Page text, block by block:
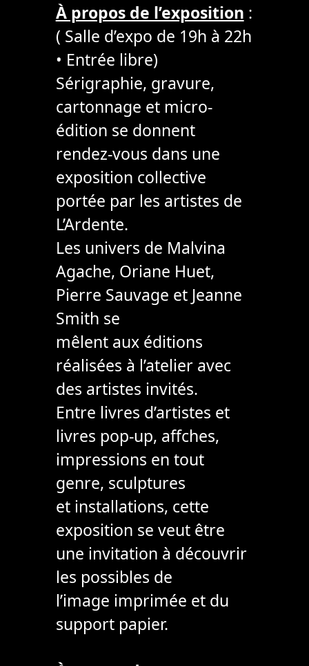
À propos de l’exposition :
( Salle d’expo de 19h à 22h
• Entrée libre)
Sérigraphie, gravure,
cartonnage et micro-
édition se donnent
rendez-vous dans une
exposition collective
portée par les artistes de
L’Ardente.
Les univers de Malvina
Agache, Oriane Huet,
Pierre Sauvage et Jeanne
Smith se
mêlent aux éditions
réalisées à l’atelier avec
des artistes invités.
Entre livres d’artistes et
livres pop-up, affches,
impressions en tout
genre, sculptures
et installations, cette
exposition se veut être
une invitation à découvrir
les possibles de
l’image imprimée et du
support papier.